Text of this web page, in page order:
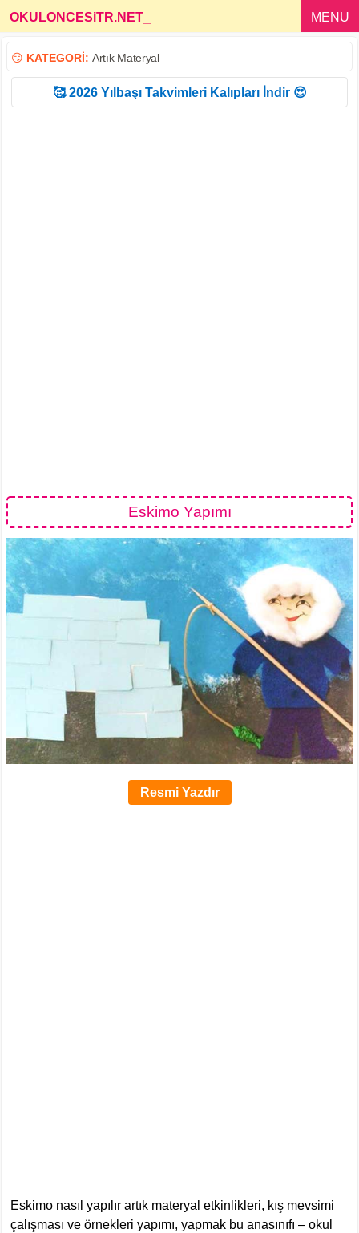
OKULONCESiTR.NET MENU
😏 KATEGORİ: Artık Materyal
🥰 2026 Yılbaşı Takvimleri Kalıpları İndir 😍
Eskimo Yapımı
Resmi Yazdır
Eskimo nasıl yapılır artık materyal etkinlikleri, kış mevsimi
çalışması ve örnekleri yapımı, yapmak bu anasınıfı – okul